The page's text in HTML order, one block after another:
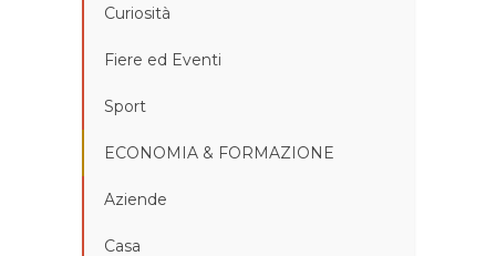
Curiosità
Fiere ed Eventi
Sport
ECONOMIA & FORMAZIONE
Aziende
Casa